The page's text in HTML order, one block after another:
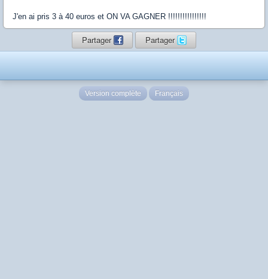
J'en ai pris 3 à 40 euros et ON VA GAGNER !!!!!!!!!!!!!!!!
Partager Partager
Version complète Français